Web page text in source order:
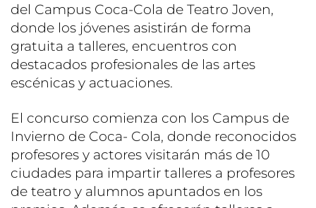
del Campus Coca-Cola de Teatro Joven,
donde los jóvenes asistirán de forma
gratuita a talleres, encuentros con
destacados profesionales de las artes
escénicas y actuaciones.
El concurso comienza con los Campus de
Invierno de Coca- Cola, donde reconocidos
profesores y actores visitarán más de 10
ciudades para impartir talleres a profesores
de teatro y alumnos apuntados en los